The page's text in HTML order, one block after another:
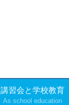
講習会と学校教育
As school education